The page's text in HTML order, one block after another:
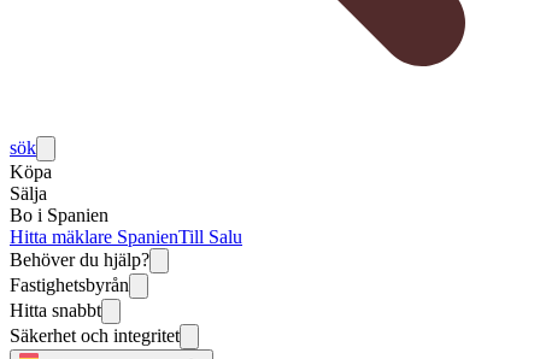
sök
Köpa
Sälja
Bo i Spanien
Hitta mäklare SpanienTill Salu
Behöver du hjälp?
Fastighetsbyrån
Hitta snabbt
Säkerhet och integritet